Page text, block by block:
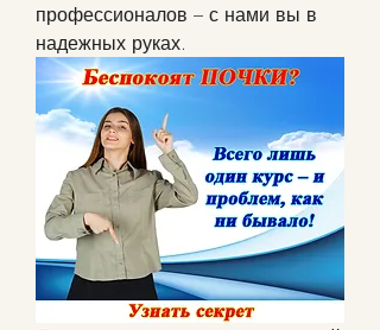
профессионалов – с нами вы в
надежных руках.